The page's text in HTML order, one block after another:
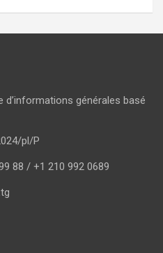
d’informations générales basé
pl/P
88 / +1 210 992 0689